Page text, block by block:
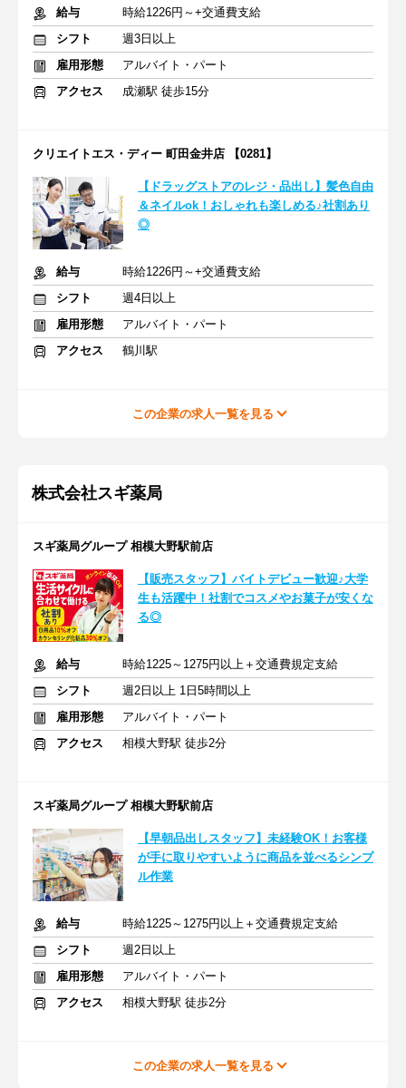
給与
時給1226円～+交通費支給
シフト
週3日以上
雇用形態
アルバイト・パート
アクセス
成瀬駅 徒歩15分
クリエイトエス・ディー 町田金井店 【0281】
【ドラッグストアのレジ・品出し】髪色自由
＆ネイルok！おしゃれも楽しめる♪社割あり
◎
給与
時給1226円～+交通費支給
シフト
週4日以上
雇用形態
アルバイト・パート
アクセス
鶴川駅
この企業の求人一覧を見る
株式会社スギ薬局
スギ薬局グループ 相模大野駅前店
【販売スタッフ】バイトデビュー歓迎♪大学
生も活躍中！社割でコスメやお菓子が安くな
る◎
給与
時給1225～1275円以上＋交通費規定支給
シフト
週2日以上 1日5時間以上
雇用形態
アルバイト・パート
アクセス
相模大野駅 徒歩2分
スギ薬局グループ 相模大野駅前店
【早朝品出しスタッフ】未経験OK！お客様
が手に取りやすいように商品を並べるシンプ
ル作業
給与
時給1225～1275円以上＋交通費規定支給
シフト
週2日以上
雇用形態
アルバイト・パート
アクセス
相模大野駅 徒歩2分
この企業の求人一覧を見る